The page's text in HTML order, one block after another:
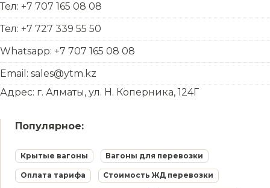
Тел: +7 707 165 08 08
Тел: +7 727 339 55 50
Whatsapp: +7 707 165 08 08
Email: sales@ytm.kz
Адрес: г. Алматы, ул. Н. Коперника, 124Г
Популярное:
Крытые вагоны Вагоны для перевозки
Оплата тарифа Стоимость ЖД перевозки